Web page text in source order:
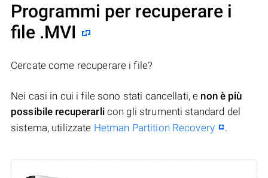
Programmi per recuperare i
file .MVI
Cercate come recuperare i file?
Nei casi in cui i file sono stati cancellati, e non è più
possibile recuperarlicon gli strumenti standard del
sistema, utilizzate Hetman Partition Recovery .